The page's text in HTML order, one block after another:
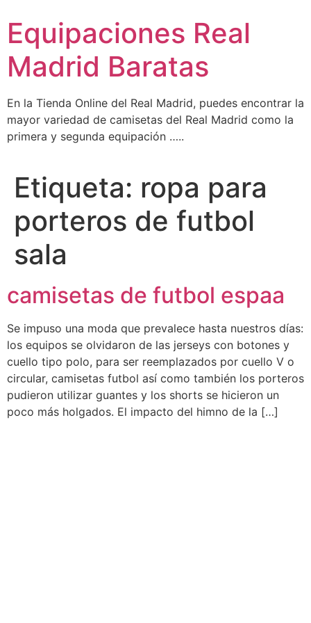
contenido
Equipaciones Real
Madrid Baratas
En la Tienda Online del Real Madrid, puedes encontrar la
mayor variedad de camisetas del Real Madrid como la
primera y segunda equipación …..
Etiqueta: ropa para
porteros de futbol
sala
camisetas de futbol espaa
Se impuso una moda que prevalece hasta nuestros días:
los equipos se olvidaron de las jerseys con botones y
cuello tipo polo, para ser reemplazados por cuello V o
circular, camisetas futbol así como también los porteros
pudieron utilizar guantes y los shorts se hicieron un
poco más holgados. El impacto del himno de la […]